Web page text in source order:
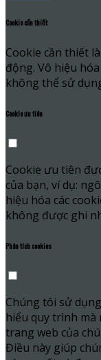
Cookie cần thiết
Cookie cần thiết
động. Vô hiệu
không thể sử
Cookie ưu tiên
Cookie ưu tiên
của bạn, ví dụ:
hiệu hóa các
không được ghi
Phân tích cookies
Chúng tôi sử
hiểu quy trình
trang web của
Điều này giúp